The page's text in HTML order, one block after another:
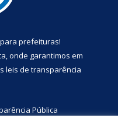
prefeituras!
onde garantimos em
leis de transparência
Pública